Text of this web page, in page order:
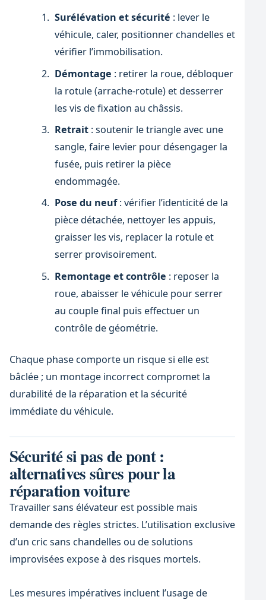
Surélévation et sécurité : lever le
véhicule, caler, positionner chandelles et
vérifier l’immobilisation.
Démontage : retirer la roue, débloquer
la rotule (arrache-rotule) et desserrer
les vis de fixation au châssis.
Retrait: soutenir le triangle avec une
sangle, faire levier pour désengager la
fusée, puis retirer la pièce
endommagée.
Pose du neuf: vérifier l’identicité de la
pièce détachée, nettoyer les appuis,
graisser les vis, replacer la rotule et
serrer provisoirement.
Remontage et contrôle : reposer la
roue, abaisser le véhicule pour serrer
au couple final puis effectuer un
contrôle de géométrie.
Chaque phase comporte un risque si elle est
bâclée ; un montage incorrect compromet la
durabilité de la réparation et la sécurité
immédiate du véhicule.
Sécurité si pas de pont :
alternatives sûres pour la
réparation voiture
Travailler sans élévateur est possible mais
demande des règles strictes. L’utilisation exclusive
d’un cric sans chandelles ou de solutions
improvisées expose à des risques mortels.
Les mesures impératives incluent l’usage de